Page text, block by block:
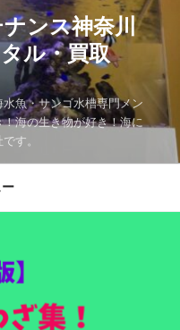
ンス神奈川
ル・買取
魚・サンゴ水槽専門メン
海の生き物が好き！海に
す。